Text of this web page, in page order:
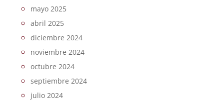
mayo 2025
abril 2025
diciembre 2024
noviembre 2024
octubre 2024
septiembre 2024
julio 2024